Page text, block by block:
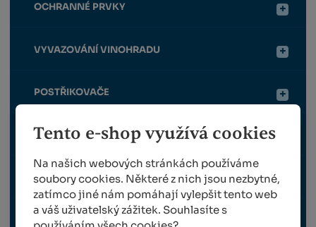
Tento e-shop využívá cookies
Na našich webových stránkách používáme
soubory cookies. Některé z nich jsou nezbytné,
zatímco jiné nám pomáhají vylepšit tento web
a váš uživatelský zážitek. Souhlasíte s
OCHRANNÉ PRVKY
VYVAZOVÁNÍ VINOHRADU
POSTŘIKOVAČE
HNOJIVA / CHEMIE
TRAVNÍ OSIVO
SAZENICE RÉVY VINNÉ